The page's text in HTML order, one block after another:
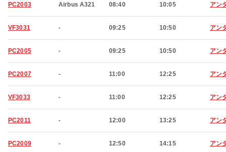
PC2003 Airbus A321 08:40 10:05 アン
VF3031 - 09:25 10:50 アン
PC2005 - 09:25 10:50 アン
PC2007 - 11:00 12:25 アン
VF3033 - 11:00 12:25 アン
PC2011 - 12:00 13:25 アン
PC2009 - 12:50 14:15 アン